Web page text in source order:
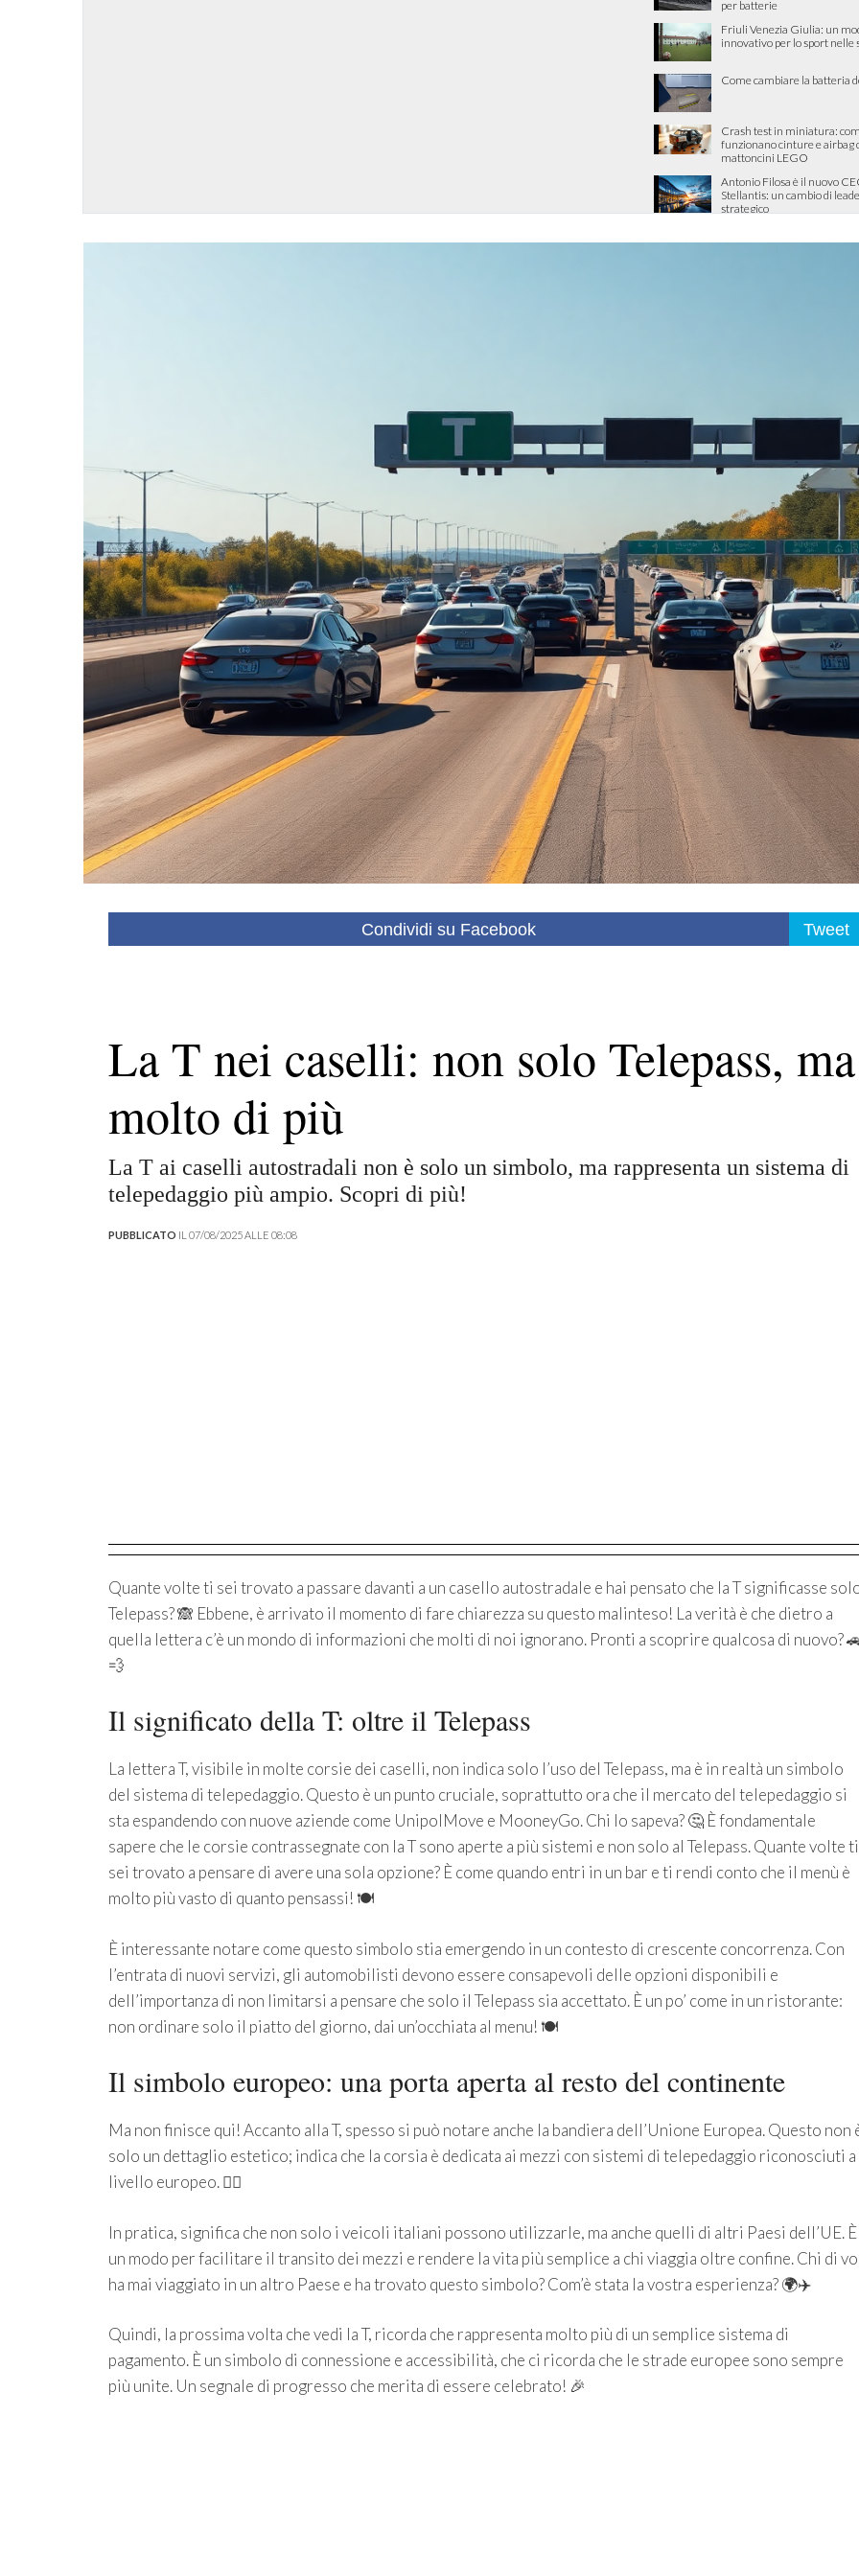
per batterie
Friuli Venezia Giulia: un
innovativo per lo sport nelle
Come cambiare la batteria
Crash test in miniatura:
funzionano cinture e airbag
mattoncini LEGO
Antonio Filosa è il nuovo
Stellantis: un cambio di
strategico
Condividi su Facebook Tweet
La T nei caselli: non solo Telepass, ma
molto di più
La T ai caselli autostradali non è solo un simbolo, ma rappresenta un sistema di
telepedaggio più ampio. Scopri di più!
PUBBLICATO IL 07/08/2025 ALLE 08:08
Quante volte ti sei trovato a passare davanti a un casello autostradale e hai pensato che la T significasse
Telepass? 🙈 Ebbene, è arrivato il momento di fare chiarezza su questo malinteso! La verità è che dietro a
quella lettera c’è un mondo di informazioni che molti di noi ignorano. Pronti a scoprire qualcosa di nuovo?
💨
Il significato della T: oltre il Telepass
La lettera T, visibile in molte corsie dei caselli, non indica solo l’uso del Telepass, ma è in realtà un simbolo
del sistema di telepedaggio. Questo è un punto cruciale, soprattutto ora che il mercato del telepedaggio si
sta espandendo con nuove aziende come UnipolMove e MooneyGo. Chi lo sapeva? 🤔 È fondamentale
sapere che le corsie contrassegnate con la T sono aperte a più sistemi e non solo al Telepass. Quante volte ti
sei trovato a pensare di avere una sola opzione? È come quando entri in un bar e ti rendi conto che il menù è
molto più vasto di quanto pensassi! 🍽️
È interessante notare come questo simbolo stia emergendo in un contesto di crescente concorrenza. Con
l’entrata di nuovi servizi, gli automobilisti devono essere consapevoli delle opzioni disponibili e
dell’importanza di non limitarsi a pensare che solo il Telepass sia accettato. È un po’ come in un ristorante:
non ordinare solo il piatto del giorno, dai un’occhiata al menu! 🍽️
Il simbolo europeo: una porta aperta al resto del continente
Ma non finisce qui! Accanto alla T, spesso si può notare anche la bandiera dell’Unione Europea. Questo non
solo un dettaglio estetico; indica che la corsia è dedicata ai mezzi con sistemi di telepedaggio riconosciuti a
livello europeo. 🏳️‍🌈
In pratica, significa che non solo i veicoli italiani possono utilizzarle, ma anche quelli di altri Paesi dell’UE. È
un modo per facilitare il transito dei mezzi e rendere la vita più semplice a chi viaggia oltre confine. Chi di
ha mai viaggiato in un altro Paese e ha trovato questo simbolo? Com’è stata la vostra esperienza? 🌍✈️
Quindi, la prossima volta che vedi la T, ricorda che rappresenta molto più di un semplice sistema di
pagamento. È un simbolo di connessione e accessibilità, che ci ricorda che le strade europee sono sempre
più unite. Un segnale di progresso che merita di essere celebrato! 🎉